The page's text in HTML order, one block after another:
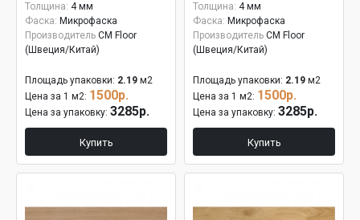
Толщина: 4 мм
Фаска: Микрофаска
Производитель CM Floor
(Швеция/Китай)
Площадь упаковки: 2.19 м2
Цена за 1 м2: 1500р.
Цена за упаковку: 3285р.
Купить
Толщина: 4 мм
Фаска: Микрофаска
Производитель CM Floor
(Швеция/Китай)
Площадь упаковки: 2.19 м2
Цена за 1 м2: 1500р.
Цена за упаковку: 3285р.
Купить